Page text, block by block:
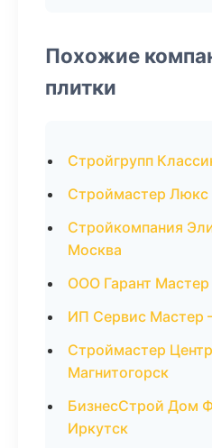
Похожие
плитки
Стройгрупп
Строймастер
Стройкомпания
Москва
ООО Гарант
ИП Сервис Мастер
Строймастер
Магнитогорск
БизнесСтрой Дом
Иркутск